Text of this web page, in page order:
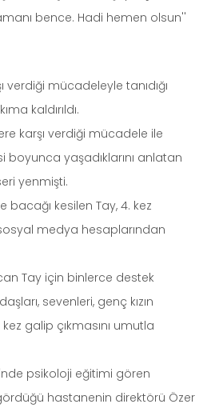
bence. Hadi hemen olsun''
verdiği mücadeleyle tanıdığı
kaldırıldı.
karşı verdiği mücadele ile
boyunca yaşadıklarını anlatan
yenmişti.
bacağı kesilen Tay, 4. kez
medya hesaplarından
Tay için binlerce destek
sevenleri, genç kızın
galip çıkmasını umutla
psikoloji eğitimi gören
hastanenin direktörü Özer